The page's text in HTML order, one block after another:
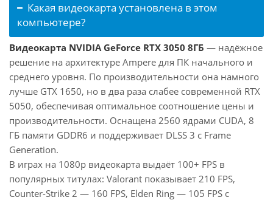
Какая видеокарта установлена в этом
компьютере?
Видеокарта NVIDIA GeForce RTX 3050 8ГБ — надёжное
решение на архитектуре Ampere для ПК начального и
среднего уровня. По производительности она намного
лучше GTX 1650, но в два раза слабее современной RTX
5050, обеспечивая оптимальное соотношение цены и
производительности. Оснащена 2560 ядрами CUDA, 8
ГБ памяти GDDR6 и поддерживает DLSS 3 с Frame
Generation.
В играх на 1080p видеокарта выдаёт 100+ FPS в
популярных титулах: Valorant показывает 210 FPS,
Counter-Strike 2 — 160 FPS, Elden Ring — 105 FPS с